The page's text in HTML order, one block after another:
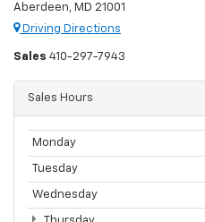
Aberdeen, MD 21001
Driving Directions
Sales 410-297-7943
Sales Hours
Monday
Tuesday
Wednesday